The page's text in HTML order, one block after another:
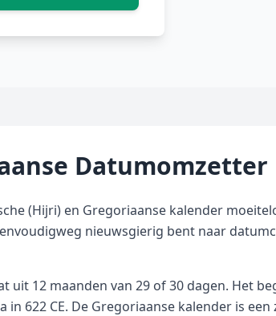
Datumomzetter
(Hijri) en Gregoriaanse kalender
nieuwsgierig bent naar
uit 12 maanden van 29 of 30 dagen. Het
622 CE. De Gregoriaanse kalender is